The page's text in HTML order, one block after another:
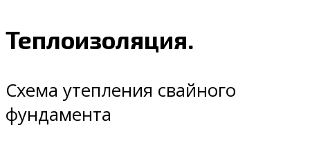
Теплоизоляция.
Схема утепления свайного
фундамента